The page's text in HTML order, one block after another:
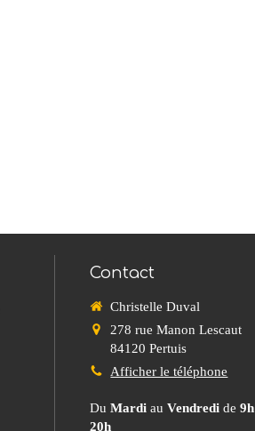
Contact
Christelle Duval
278 rue Manon Lescaut
84120 Pertuis
Afficher le téléphone
DuMardi auVendredi de9h
20h